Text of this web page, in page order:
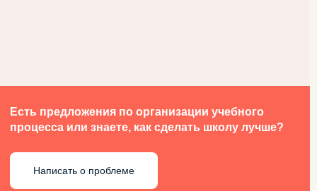
Есть предложения по организации учебного
процесса или знаете, как сделать школу лучше?
Написать о проблеме